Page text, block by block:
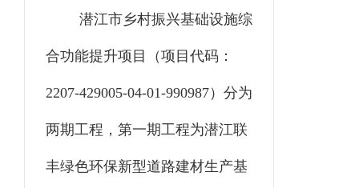
潜江市乡村振兴基础设施综
合功能提升项目 （项目代码：
2207-429005-04-01-990987） 分为
两期工程，第一期工程为潜江联
丰绿色环保新型道路建材生产基